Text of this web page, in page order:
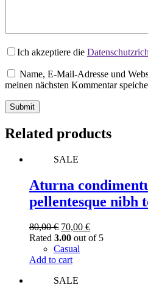
Ich akzeptiere die
Name, E-Mail-Adresse und
meinen nächsten Kommentar
Submit
Related products
SALE
Aturna
pellentesque nibh
80,00€ Original
price
was:
80,00 €.
70,00 €Current
price
Rated 3.00 out of 5
Casual
Add to cart
SALE